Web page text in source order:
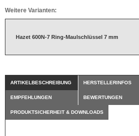
Weitere Varianten:
Hazet 600N-7 Ring-Maulschlüssel 7 mm
ARTIKELBESCHREIBUNG HERSTELLERINFOS
EMPFEHLUNGEN BEWERTUNGEN
PRODUKTSICHERHEIT & DOWNLOADS